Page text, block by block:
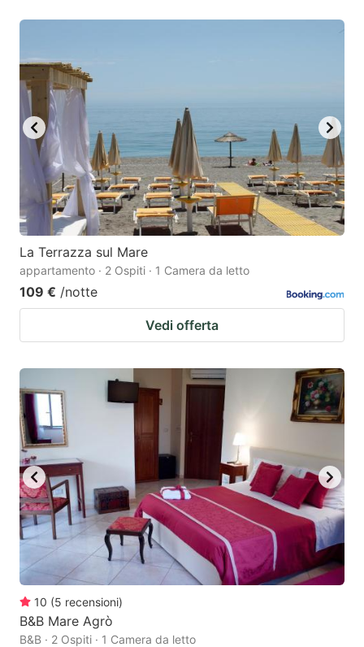
La Terrazza sul Mare
appartamento · 2 Ospiti · 1 Camera da letto
109 € /notte
Vedi offerta
10 (5 recensioni)
B&B Mare Agrò
B&B · 2 Ospiti · 1 Camera da letto